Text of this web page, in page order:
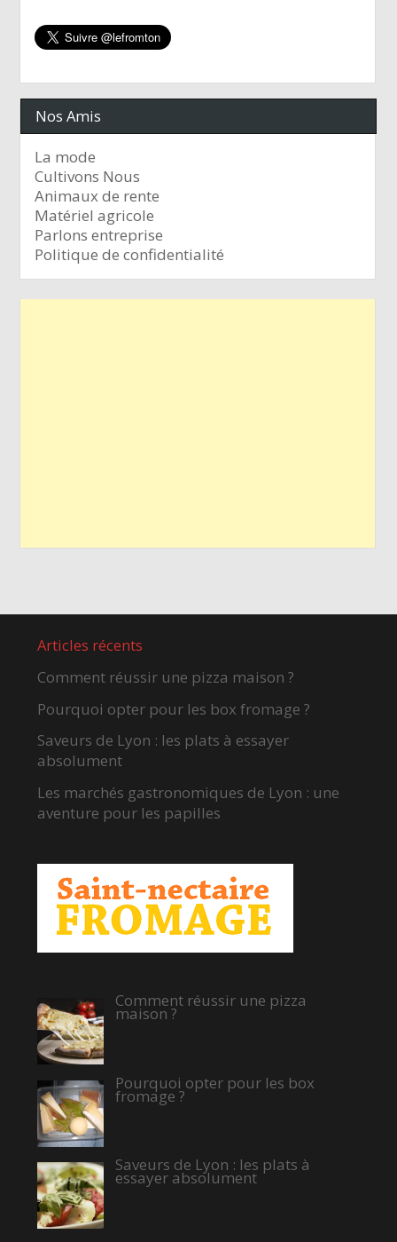
Nos Amis
La mode
Cultivons Nous
Animaux de rente
Matériel agricole
Parlons entreprise
Politique de confidentialité
Articles récents
Comment réussir une pizza maison ?
Pourquoi opter pour les box fromage ?
Saveurs de Lyon : les plats à essayer
absolument
Les marchés gastronomiques de Lyon : une
aventure pour les papilles
Comment réussir une pizza
maison ?
Pourquoi opter pour les box
fromage ?
Saveurs de Lyon : les plats à
essayer absolument